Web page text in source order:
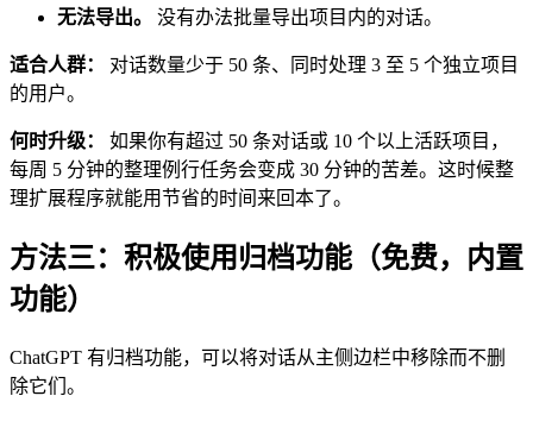
无法导出。
没有办法批量导出项目内的对话。
适合人群：
对话数量少于 50 条、同时处理 3 至 5 个独立项目
的用户。
何时升级：
如果你有超过 50 条对话或 10 个以上活跃项目，
每周 5 分钟的整理例行任务会变成 30 分钟的苦差。这时候整
理扩展程序就能用节省的时间来回本了。
方法三：积极使用归档功能（免费，内置
功能）
ChatGPT 有归档功能，可以将对话从主侧边栏中移除而不删
除它们。